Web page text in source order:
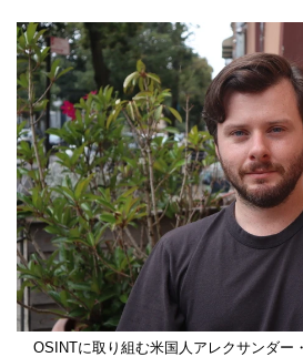
OSINTに取り組む米国人アレクサンダー